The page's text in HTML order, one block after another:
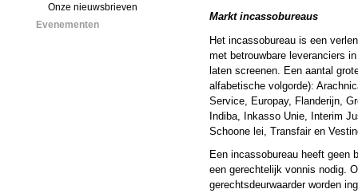
Markt incassobureaus
Het incassobureau is een
met betrouwbare leveranciers
laten screenen. Een aantal
alfabetische volgorde):
Service, Europay, Flanderijn,
Indiba, Inkasso Unie, Interim
Schoone lei, Transfair en
Een incassobureau heeft geen
een gerechtelijk vonnis nodig.
gerechtsdeurwaarder worden
Onze nieuwsbrieven
Evenementen